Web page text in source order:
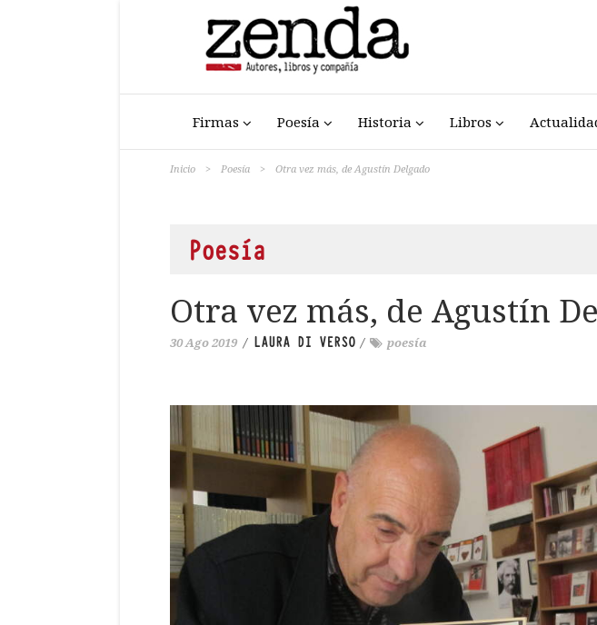
Firmas Poesía Historia Libros
Inicio > Poesía > Otra vez más, de Agustín Delgado
Poesía
Otra vez más, de Agustín
30 Ago 2019 / LAURA DI VERSO / poesía